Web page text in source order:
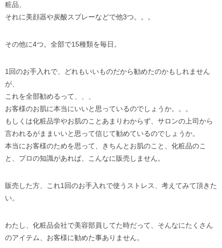
粧品、
それに美顔器や炭酸スプレーなどで他3つ。。。
その他に4つ。全部で15種類を毎日。
1回のお手入れで、どれもいいものだから勧めたのかもしれません
が、
これを全部勧めるって、、、
お客様のお肌に本当にいいと思っているのでしょうか。。。
もしくは化粧品学やお肌のことあまりわからず、サロンの上司から
言われるがままいいと思って信じて勧めているのでしょうか。
本当にお客様のためを思って、きちんとお肌のこと、化粧品のこ
と、プロの知識があれば、こんなに販売しません。
販売した方、これ1回のお手入れで使うストレス、考えてみて頂きた
い。
わたし、化粧品会社で美容部員してた時だって、そんなにたくさん
のアイテム、お客様に勧めた事ありません。